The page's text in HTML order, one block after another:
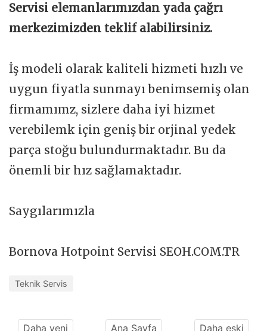
Servisi elemanlarımızdan yada çağrı
merkezimizden teklif alabilirsiniz.
İş modeli olarak kaliteli hizmeti hızlı ve
uygun fiyatla sunmayı benimsemiş olan
firmamımz, sizlere daha iyi hizmet
verebilemk için geniş bir orjinal yedek
parça stoğu bulundurmaktadır. Bu da
önemli bir hız sağlamaktadır.
Saygılarımızla
Bornova Hotpoint Servisi SEOH.COM.TR
Teknik Servis
Daha yeni Ana Sayfa Daha eski